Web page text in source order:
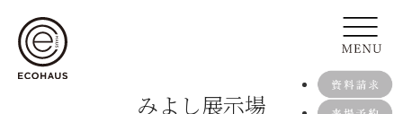
みよし展示場